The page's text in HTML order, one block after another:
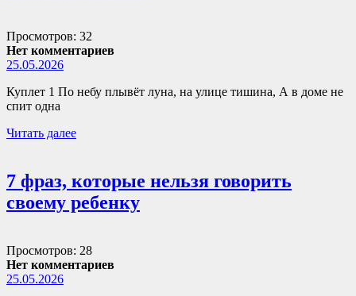
Просмотров: 32
Нет комментариев
25.05.2026
Куплет 1 По небу плывёт луна, на улице тишина, А в доме не
спит одна
Читать далее
7 фраз, которые нельзя говорить
своему ребенку
Просмотров: 28
Нет комментариев
25.05.2026